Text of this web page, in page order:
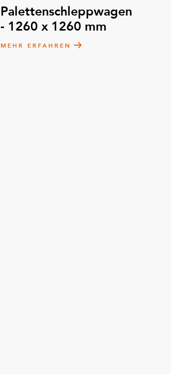
Palettenschleppwagen
- 1260 x 1260 mm
MEHR ERFAHREN